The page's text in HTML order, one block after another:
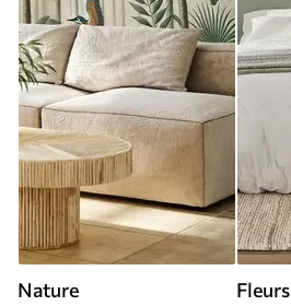
Nature Fleurs